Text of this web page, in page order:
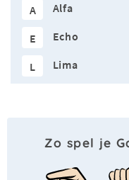
A Alfa
E Echo
L Lima
Zo spel je